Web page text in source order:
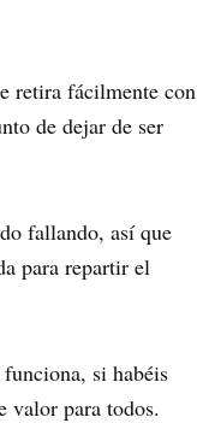
retira fácilmente con
de dejar de ser
fallando, así que
para repartir el
si habéis
valor para todos.